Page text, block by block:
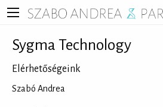
Sygma Technology
Elérhetőségeink
Szabó Andrea